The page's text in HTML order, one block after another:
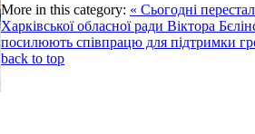
More in this category: « Сьогодні
Харківської обласної ради Віктора
посилюють співпрацю для підтримки
back to top